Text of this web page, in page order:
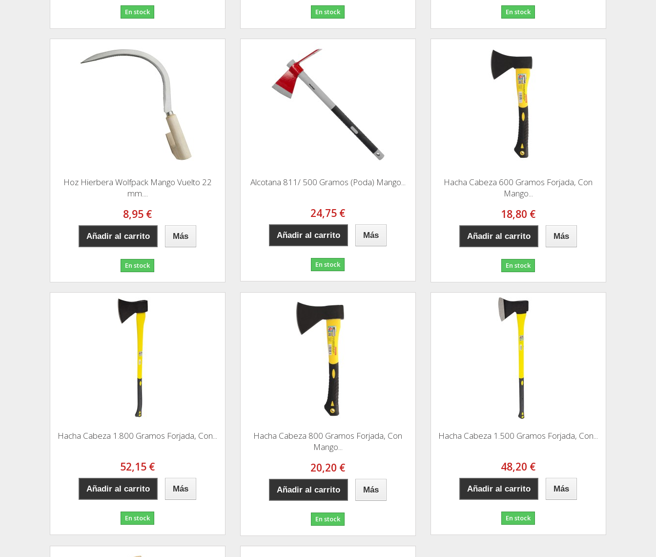
En stock En stock En stock
Hoz Hierbera Wolfpack Mango Vuelto 22
mm....
8,95 €
Añadir al carrito Más
En stock
Alcotana 811/ 500 Gramos (Poda) Mango...
24,75 €
Añadir al carrito Más
En stock
Hacha Cabeza 600 Gramos Forjada, Con
Mango...
18,80 €
Añadir al carrito Más
En stock
Hacha Cabeza 1.800 Gramos Forjada, Con...
52,15 €
Añadir al carrito Más
En stock
Hacha Cabeza 800 Gramos Forjada, Con
Mango...
20,20 €
Añadir al carrito Más
En stock
Hacha Cabeza 1.500 Gramos Forjada, Con...
48,20 €
Añadir al carrito Más
En stock